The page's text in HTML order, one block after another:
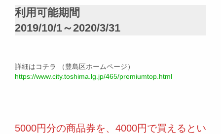
利用可能期間
2019/10/1～2020/3/31
詳細はコチラ （豊島区ホームページ）
https://www.city.toshima.lg.jp/465/premiumtop.html
5000円分の商品券を、4000円で買えるとい